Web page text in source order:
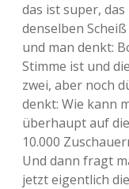
das ist super,
denselben
und man denkt:
Stimme ist und
zwei, aber noch
denkt: Wie kann
überhaupt auf
10.000
Und dann fragt
jetzt eigentlich